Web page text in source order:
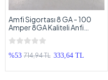
Amfi Sigortası 8 GA - 100
Amper 8GA Kaliteli Anfi
Sigortası
%53 714,94 TL 333,64 TL